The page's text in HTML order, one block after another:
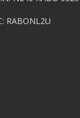
RABONL2U